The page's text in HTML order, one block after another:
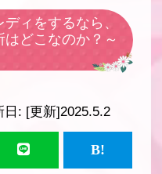
ィをするなら、
どこなのか？～
日: [更新]2025.5.2